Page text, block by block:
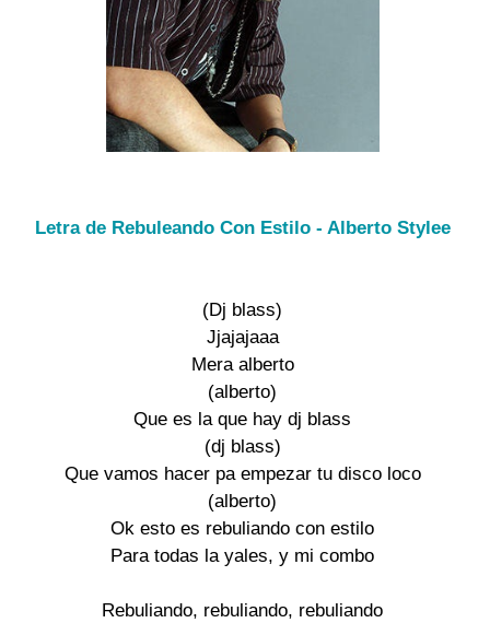
Letra de Rebuleando Con Estilo - Alberto Stylee
(Dj blass)
Jjajajaaa
Mera alberto
(alberto)
Que es la que hay dj blass
(dj blass)
Que vamos hacer pa empezar tu disco loco
(alberto)
Ok esto es rebuliando con estilo
Para todas la yales, y mi combo
Rebuliando, rebuliando, rebuliando